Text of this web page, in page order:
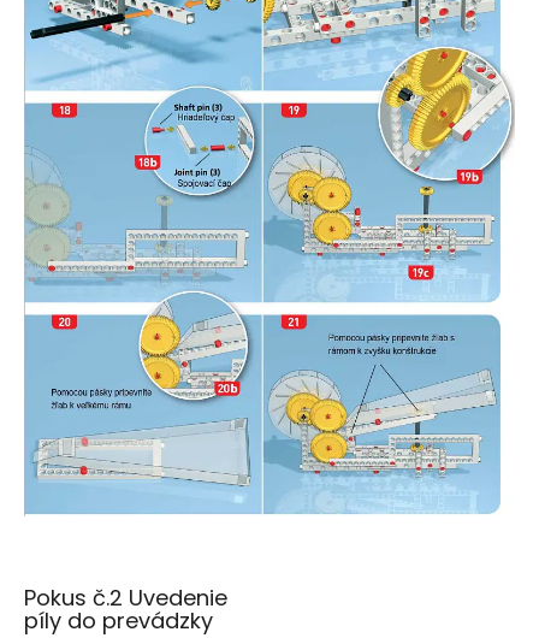
Pokus č.2 Uvedenie
píly do prevádzky